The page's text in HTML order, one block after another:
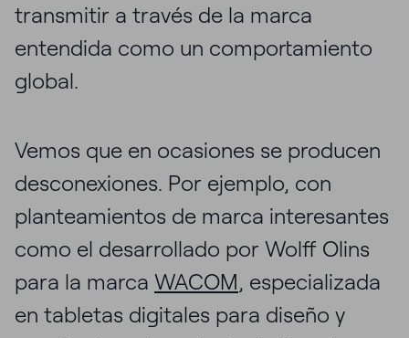
transmitir a través de la marca
entendida como un comportamiento
global.
Vemos que en ocasiones se producen
desconexiones. Por ejemplo, con
planteamientos de marca interesantes
como el desarrollado por Wolff Olins
para la marca WACOM, especializada
en tabletas digitales para diseño y